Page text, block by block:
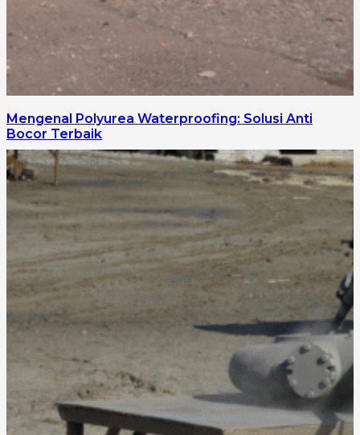
Mengenal Polyurea Waterproofing: Solusi Anti
Bocor Terbaik